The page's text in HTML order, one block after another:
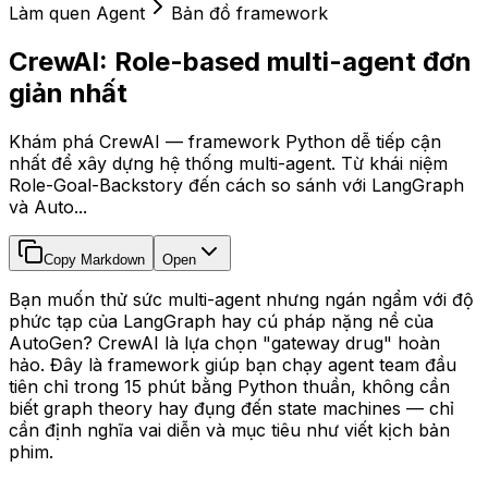
Làm quen Agent Bản đồ framework
CrewAI: Role-based multi-agent đơn
giản nhất
Khám phá CrewAI — framework Python dễ tiếp cận
nhất để xây dựng hệ thống multi-agent. Từ khái niệm
Role-Goal-Backstory đến cách so sánh với LangGraph
và Auto...
Copy Markdown Open
Bạn muốn thử sức multi-agent nhưng ngán ngẩm với độ
phức tạp của LangGraph hay cú pháp nặng nề của
AutoGen? CrewAI là lựa chọn "gateway drug" hoàn
hảo. Đây là framework giúp bạn chạy agent team đầu
tiên chỉ trong 15 phút bằng Python thuần, không cần
biết graph theory hay đụng đến state machines — chỉ
cần định nghĩa vai diễn và mục tiêu như viết kịch bản
phim.